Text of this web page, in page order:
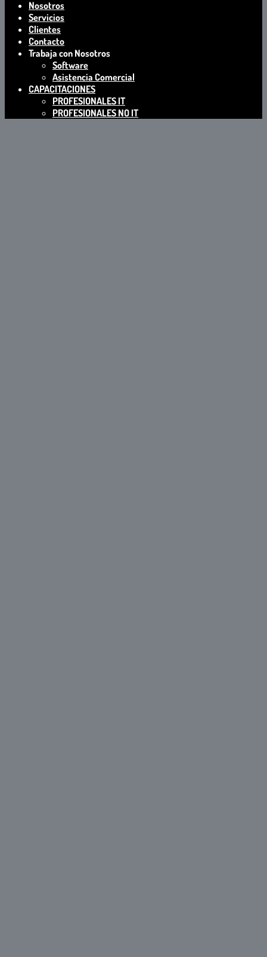
Nosotros
Servicios
Clientes
Contacto
Trabaja con Nosotros
Software
Asistencia Comercial
CAPACITACIONES
PROFESIONALES IT
PROFESIONALES NO IT